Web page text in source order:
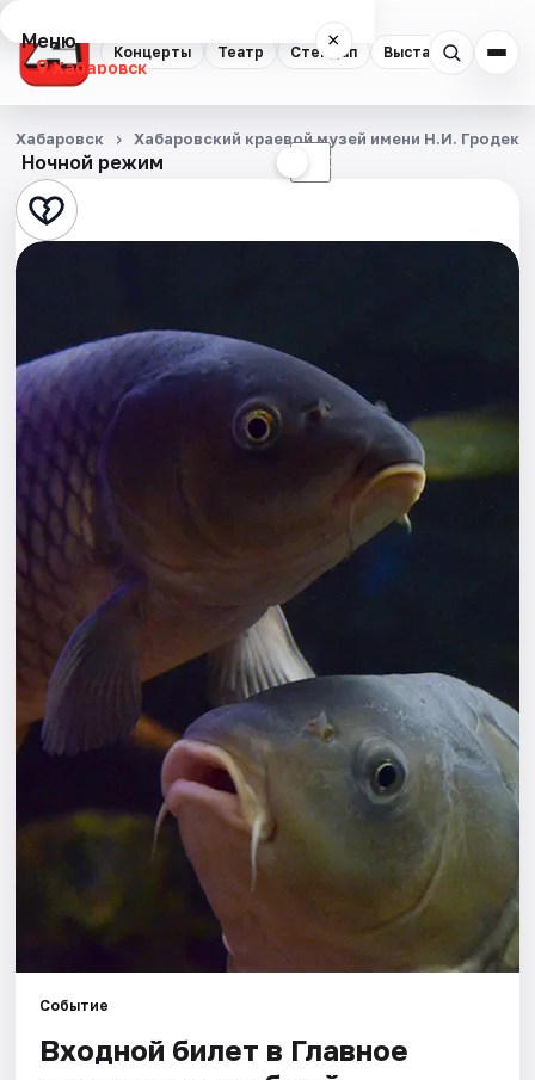
Концерты Театр Стендап Выставки
Меню ×
Хабаровск
Концерты
Театр
Стендап
Экскурсии
Спорт
События
Города
Площадки
Артисты
Ночной режим ☾
Хабаровск Хабаровский краевой музей имени Н.И.
Событие
Входной билет в Главное